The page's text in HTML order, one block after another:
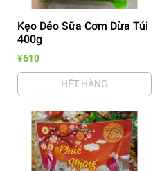
Kẹo Dẻo Sữa Cơm Dừa Túi
400g
¥610
HẾT HÀNG